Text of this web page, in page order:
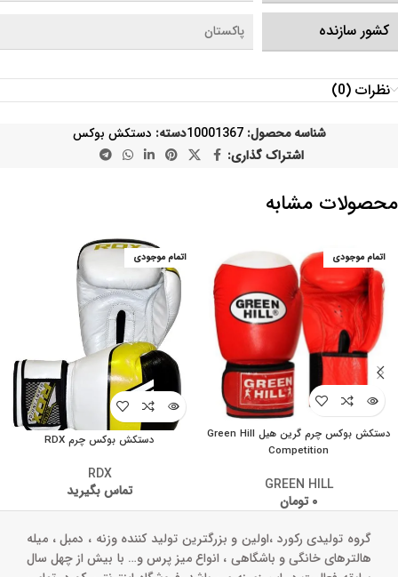
کشور سازنده پاکستان
نظرات (0)
شناسه محصول:10001367دسته: دستکش بوکس
اشتراک گذاری:
محصولات مشابه
اتمام موجودی
دستکش بوکس چرم گرین هیل Green Hill
Competition
GREEN HILL
۰ تومان
اتمام موجودی
دستکش بوکس چرم RDX
RDX
تماس بگیرید
گروه تولیدی رکورد ،اولین و بزرگترین تولید کننده وزنه ، دمبل ، میله
هالترهای خانگی و باشگاهی ، انواع میز پرس و‌… با بیش از چهل سال